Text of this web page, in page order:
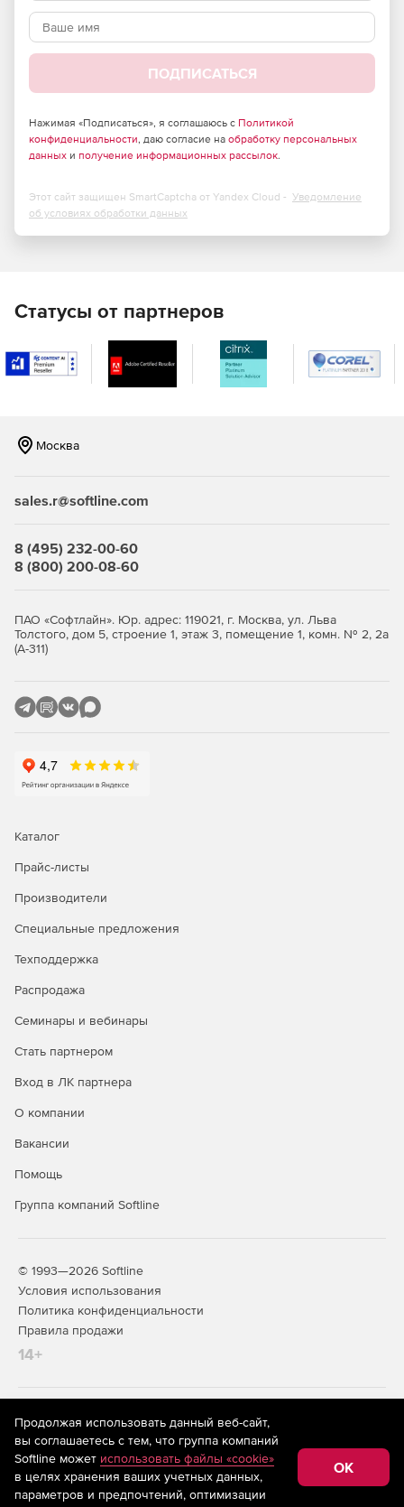
фильтрация;
векторизация;
Возможности программы nanoCAD Облака точек
BIN, PTS, PTX, PCD, XYZ);
предварительная обработка: фильтрация по
различным критериям;
регистрация по маркам и ручной привязке;
измерений, отсканированный цвет), реализованное с
использованием технологии стохастических
визуализация с использованием широкого спектра
методов, фотореалистическое отображение,
построение сечений, назначение областей просмотра,
интеграция облаков точек в рабочую среду nanoCAD;
классификация с использованием ручных и
полуавтоматических инструментов;
автоматическая идентификация земли;
создание триангуляционных моделей, включая
полуавтоматическая и ручная векторизация;
измерения длин и площадей;
вычисление прямых объемов по данным облаков
точек и проектных поверхностей.
Основные преимущества программы
2,5 млрд точек.
Полная интеграция со средой nanoCAD и
Источниками исходных данных для программы nanoCAD
Облака точек являются:
данные трехмерного лазерного сканирования (LIDAR);
ПОДПИСАТЬСЯ
Нажимая «Подписаться», я соглашаюсь с Политикой
конфиденциальности, даю согласие на обработку персональных
данных и получение информационных рассылок.
Этот сайт защищен SmartCaptcha от Yandex Cloud - Уведомление
об условиях обработки данных
Статусы от партнеров
Москва
sales.r@softline.com
8 (495) 232-00-60
8 (800) 200-08-60
ПАО «Софтлайн». Юр. адрес: 119021, г. Москва, ул. Льва
Толстого, дом 5, строение 1, этаж 3, помещение 1, комн. № 2, 2а
(А-311)
Каталог
Прайс-листы
Производители
Специальные предложения
Техподдержка
Распродажа
Семинары и вебинары
Стать партнером
Вход в ЛК партнера
О компании
Вакансии
Помощь
Группа компаний Softline
© 1993—2026 Softline
Условия использования
Политика конфиденциальности
Правила продажи
14+
На информационном ресурсе store.softline.ru применяются
рекомендательные технологии
(информационные технологии
предоставления информации на основе сбора,
систематизации и анализа сведений, относящихся к
предпочтениям пользователей сети «Интернет»,
находящихся на территории Российской Федерации)
Продолжая использовать данный веб-сайт,
вы соглашаетесь с тем, что группа компаний
Softline может использовать файлы «cookie»
в целях хранения ваших учетных данных,
параметров и предпочтений, оптимизации
OK